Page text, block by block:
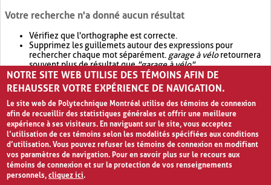
Votre recherche n'a donné aucun résultat
Vérifiez que l'orthographe est correcte.
Supprimez les guillemets autour des expressions pour
rechercher chaque mot séparément. garage à véloretournera
souvent plus de résultat que"garage à vélo".
Envisagez d'élargir votre recherche avec OR.garage OR vélo
retournera souvent plus de résultat quegarage à vélo
NOTRE SITE WEB UTILISE DES TÉMOINS AFIN DE
REHAUSSER VOTRE EXPÉRIENCE DE NAVIGATION.
Le site web de Polytechnique Montréal utilise des témoins de connexion
afin de recueillir des statistiques générales et offrir une meilleure
expérience à ses visiteurs. En naviguant sur le site, vous acceptez
l’utilisation de ces témoins selon les modalités spécifiées aux conditions
d’utilisation. Vous pouvez refuser les témoins de connexion en modifiant
vos paramètres de navigation. Pour en savoir plus sur le recours aux
témoins de connexion et sur la protection de vos renseignements
personnels,cliquez ici.